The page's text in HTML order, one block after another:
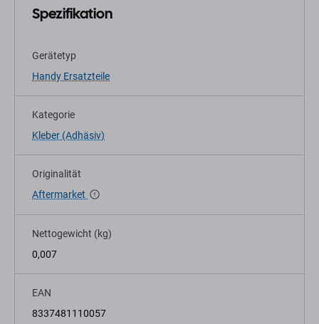
Spezifikation
Gerätetyp
Handy Ersatzteile
Kategorie
Kleber (Adhäsiv)
Originalität
Aftermarket
Nettogewicht (kg)
0,007
EAN
8337481110057